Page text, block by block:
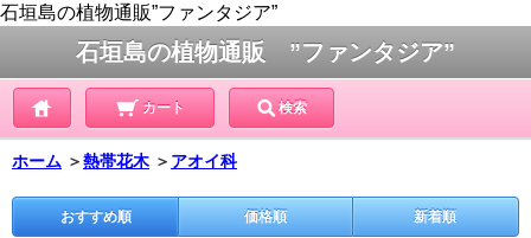
石垣島の植物通販”ファンタジア”
石垣島の植物通販 ”ファンタジア”
カート 検索
ホーム ＞熱帯花木 ＞ アオイ科
おすすめ順 価格順 新着順